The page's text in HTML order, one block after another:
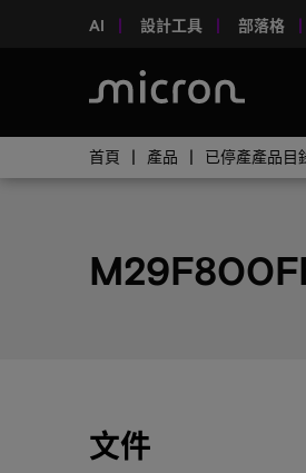
AI 設計工具 部落格
首頁 產品 已停產產品目
文件